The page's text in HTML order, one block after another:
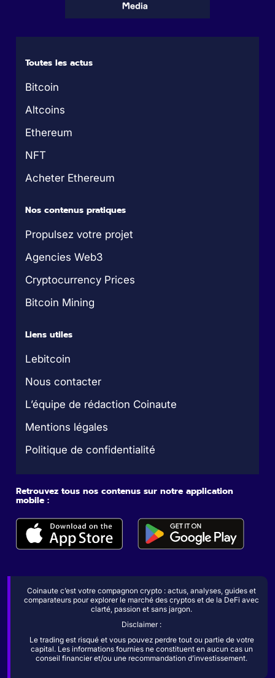
Toutes les actus
Bitcoin
Altcoins
Ethereum
NFT
Acheter Ethereum
Nos contenus pratiques
Propulsez votre projet
Agencies Web3
Cryptocurrency Prices
Bitcoin Mining
Liens utiles
Lebitcoin
Nous contacter
L’équipe de rédaction Coinaute
Mentions légales
Politique de confidentialité
Retrouvez tous nos contenus sur notre application
mobile :
Coinaute c’est votre compagnon crypto : actus, analyses, guides et
comparateurs pour explorer le marché des cryptos et de la DeFi avec
clarté, passion et sans jargon.
Disclaimer :
Le trading est risqué et vous pouvez perdre tout ou partie de votre
capital. Les informations fournies ne constituent en aucun cas un
conseil financier et/ou une recommandation d’investissement.